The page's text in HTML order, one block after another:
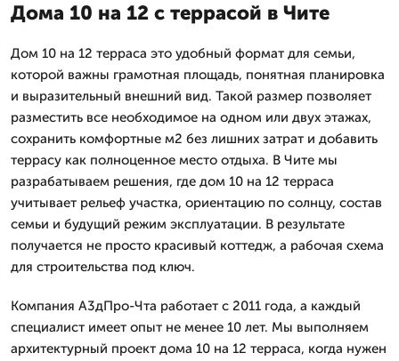
Дома 10 на 12 с террасой в Чите
Дом 10 на 12 терраса это удобный формат для семьи,
которой важны грамотная площадь, понятная планировка
и выразительный внешний вид. Такой размер позволяет
разместить все необходимое на одном или двух этажах,
сохранить комфортные м2 без лишних затрат и добавить
террасу как полноценное место отдыха. В Чите мы
разрабатываем решения, где дом 10 на 12 терраса
учитывает рельеф участка, ориентацию по солнцу, состав
семьи и будущий режим эксплуатации. В результате
получается не просто красивый коттедж, а рабочая схема
для строительства под ключ.
Компания А3дПро-Чта работает с 2011 года, а каждый
специалист имеет опыт не менее 10 лет. Мы выполняем
архитектурный проект дома 10 на 12 терраса, когда нужен